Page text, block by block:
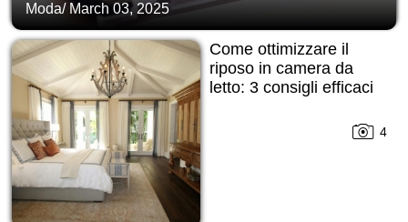
Moda/ March 03, 2025
Come ottimizzare il
riposo in camera da
letto: 3 consigli efficaci
4